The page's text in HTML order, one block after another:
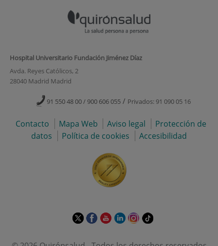
Hospital Universitario Fundación Jiménez Díaz
Avda. Reyes Católicos, 2
28040 Madrid Madrid
91 550 48 00 / 900 606 055 / Privados: 91 090 05 16
Contacto Mapa Web Aviso legal
Protección de
datos
Política de cookies Accesibilidad
EsteEsteEsteEsteEsteEnlace